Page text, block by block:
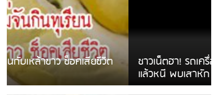
ชาวเน็ตฮา! รถเครื่องแม่สายชนป้ายร้านโลงศพ
แล้วหนี พบเสาหัก เบรคหัก หวิดได้ใช้บริการ